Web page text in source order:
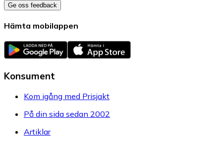
Ge oss feedback
Hämta mobilappen
Konsument
Kom igång med Prisjakt
På din sida sedan 2002
Artiklar